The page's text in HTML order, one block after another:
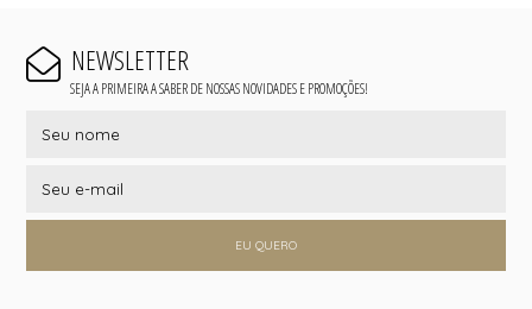
NEWSLETTER
SEJA A PRIMEIRA A SABER DE NOSSAS NOVIDADES E PROMOÇÕES!
EU QUERO